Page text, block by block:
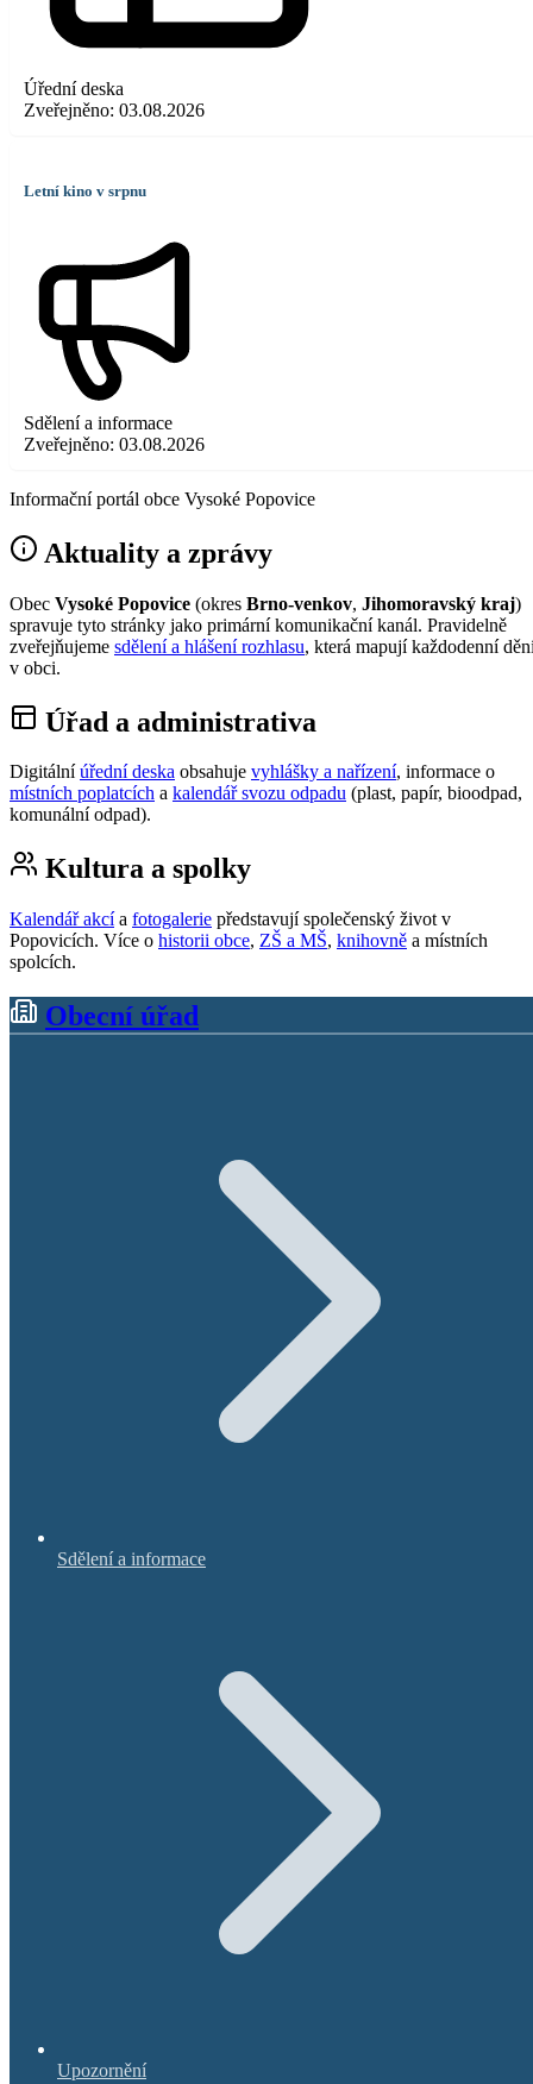
Úřední deska
Zveřejněno: 03.08.2026
Letní kino v srpnu
Sdělení a informace
Zveřejněno: 03.08.2026
Informační portál obce Vysoké Popovice
Aktuality a zprávy
Obec Vysoké Popovice (okres Brno-venkov, Jihomoravský kraj)
spravuje tyto stránky jako primární komunikační kanál. Pravidelně
zveřejňujeme sdělení a hlášení rozhlasu, která mapují každodenní
v obci.
Úřad a administrativa
Digitální úřední deska obsahuje vyhlášky a nařízení, informace o
místních poplatcích a kalendář svozu odpadu (plast, papír, bioodpad,
komunální odpad).
Kultura a spolky
Kalendář akcía fotogalerie představují společenský život v
Popovicích. Více o historii obce, ZŠ a MŠ, knihovně a místních
spolcích.
Obecní úřad
Sdělení a informace
Upozornění